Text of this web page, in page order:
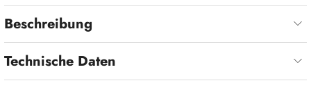
Beschreibung
Technische Daten